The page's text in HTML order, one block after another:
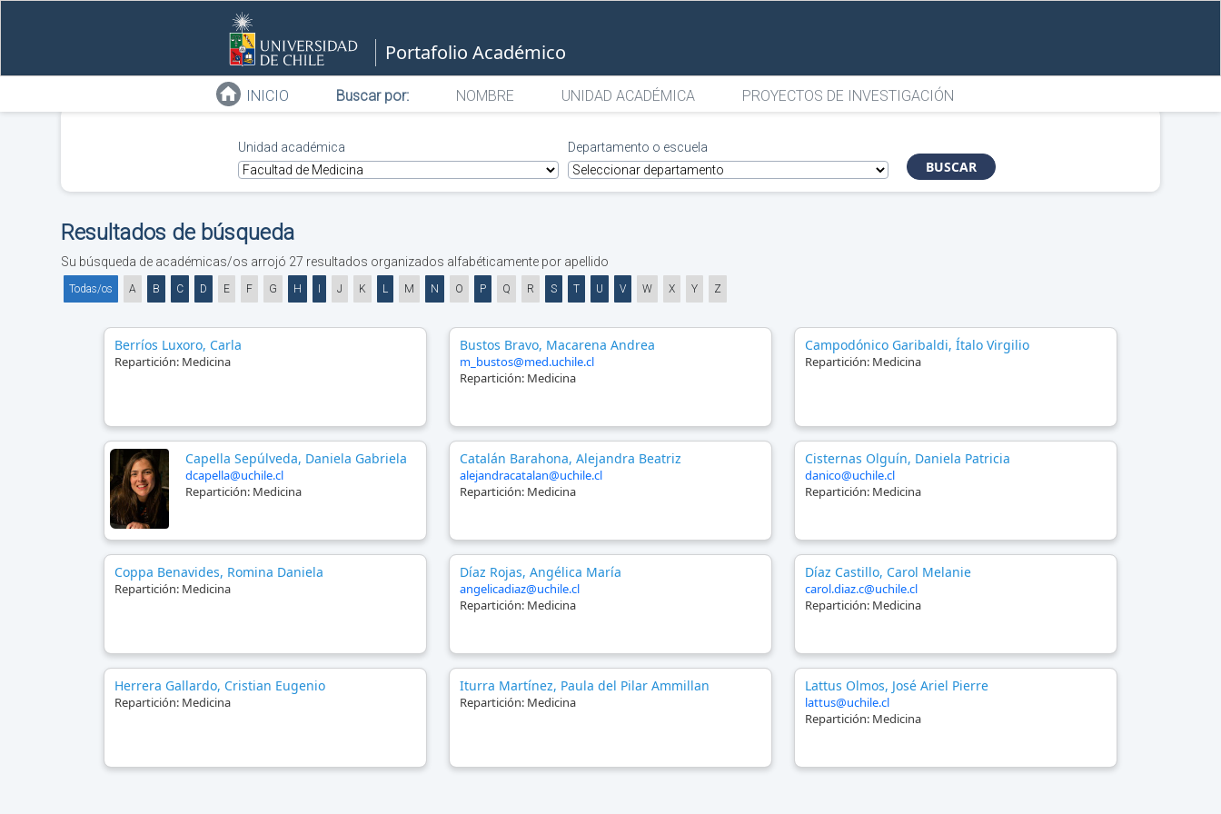
Portafolio Académico
INICIO Buscar por: NOMBRE UNIDAD ACADÉMICA PROYECTOS DE INVESTIGACIÓN
Unidad académica Departamento o escuela
BUSCAR
Resultados de búsqueda
Su búsqueda de académicas/os arrojó 27 resultados organizados alfabéticamente por apellido
Todas/os A B C D E F G H J K L M N O P Q R S T U V W X Y Z
Berríos Luxoro, Carla
Repartición: Medicina
Bustos Bravo, Macarena Andrea
m_bustos@med.uchile.cl
Repartición: Medicina
Campodónico Garibaldi, Ítalo Virgilio
Repartición: Medicina
Capella Sepúlveda, Daniela Gabriela
dcapella@uchile.cl
Repartición: Medicina
Catalán Barahona, Alejandra Beatriz
alejandracatalan@uchile.cl
Repartición: Medicina
Cisternas Olguín, Daniela Patricia
danico@uchile.cl
Repartición: Medicina
Coppa Benavides, Romina Daniela
Repartición: Medicina
Díaz Rojas, Angélica María
angelicadiaz@uchile.cl
Repartición: Medicina
Díaz Castillo, Carol Melanie
carol.diaz.c@uchile.cl
Repartición: Medicina
Herrera Gallardo, Cristian Eugenio
Repartición: Medicina
Iturra Martínez, Paula del Pilar Ammillan
Repartición: Medicina
Lattus Olmos, José Ariel Pierre
lattus@uchile.cl
Repartición: Medicina